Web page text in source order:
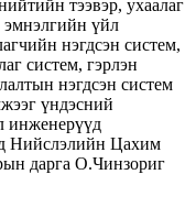
тээвэр, ухаалаг
эмнэлгийн үйл
нэгдсэн систем,
систем, гэрлэн
нэгдсэн систем
үндэсний
инженерүүд
Нийслэлийн Цахим
дарга О.Чинзориг